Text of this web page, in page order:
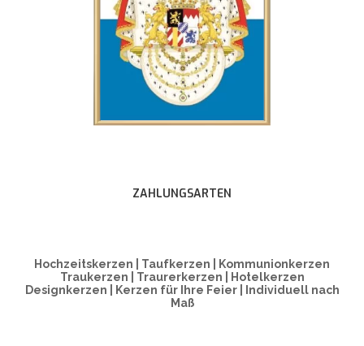
ZAHLUNGSARTEN
Hochzeitskerzen | Taufkerzen | Kommunionkerzen
Traukerzen | Traurerkerzen | Hotelkerzen
Designkerzen | Kerzen für Ihre Feier | Individuell nach
Maß